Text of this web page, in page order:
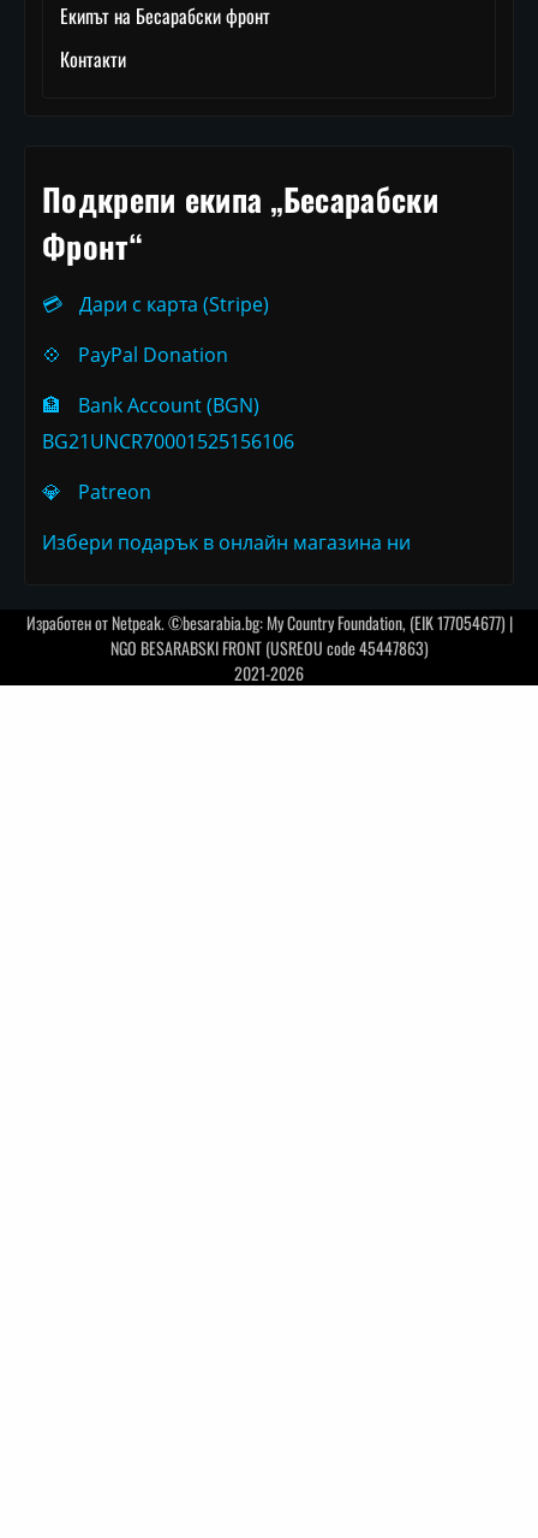
Екипът на Бесарабски фронт
Контакти
Подкрепи екипа „Бесарабски
Фронт“
💳
Дари с карта (Stripe)
💠
PayPal Donation
🏦
Bank Account (BGN)
BG21UNCR70001525156106
💎
Patreon
Избери подарък в онлайн магазина ни
Изработен отNetpeak. ©besarabia.bg: My Country Foundation, (EIK 177054677) |
NGO BESARABSKI FRONT (USREOU code 45447863)
2021-2026